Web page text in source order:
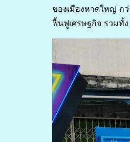
ของเมืองหาดใหญ่ ก
ฟื้นฟูเศรษฐกิจ รวมทั้